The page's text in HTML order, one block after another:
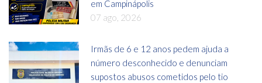
em Campinápolis
07 ago, 2026
Irmãs de 6 e 12 anos pedem ajuda a
número desconhecido e denunciam
supostos abusos cometidos pelo tio